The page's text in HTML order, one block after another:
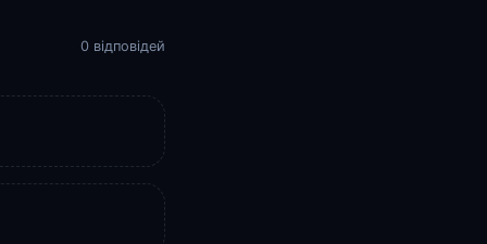
0 відповідей